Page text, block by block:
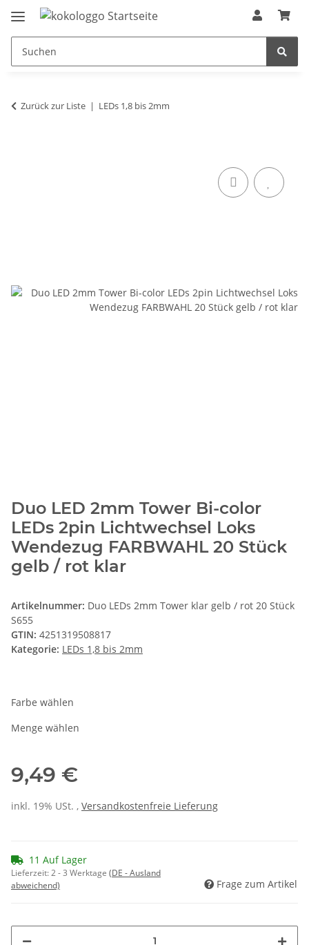
Zurück zur Liste LEDs 1,8 bis 2mm
Duo LED 2mm Tower Bi-color
LEDs 2pin Lichtwechsel Loks
Wendezug FARBWAHL 20 Stück
gelb / rot klar
Artikelnummer: Duo LEDs 2mm Tower klar gelb / rot 20 Stück
S655
GTIN: 4251319508817
Kategorie: LEDs 1,8 bis 2mm
Farbe wählen
Menge wählen
9,49 €
inkl. 19% USt. , Versandkostenfreie Lieferung
11 Auf Lager
Lieferzeit:2 - 3 Werktage (DE - Ausland
abweichend)
Frage zum Artikel